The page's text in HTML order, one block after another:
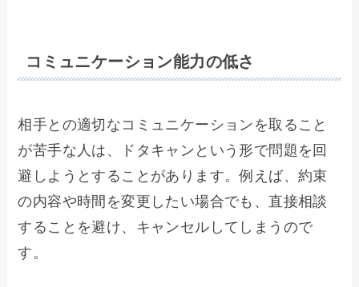
コミュニケーション能力の低さ
相手との適切なコミュニケーションを取ること
が苦手な人は、ドタキャンという形で問題を回
避しようとすることがあります。例えば、約束
の内容や時間を変更したい場合でも、直接相談
することを避け、キャンセルしてしまうので
す。